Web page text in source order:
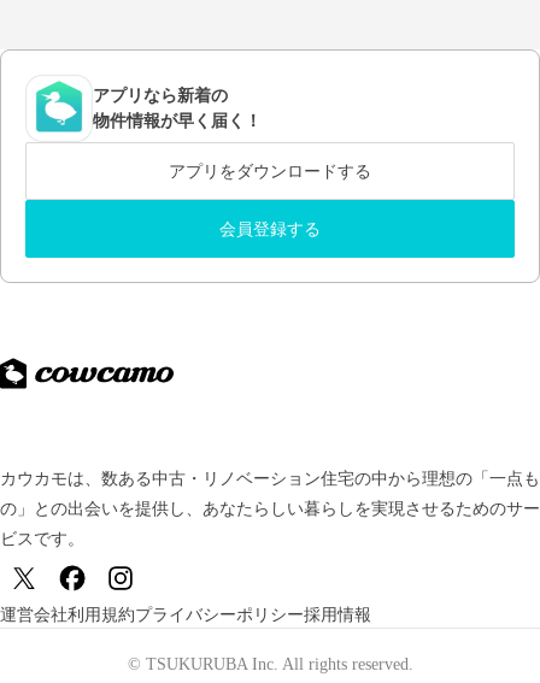
アプリなら新着の
物件情報が早く届く！
アプリをダウンロードする
会員登録する
カウカモは、数ある中古・リノベーション住宅の中から理想の「一点も
の」との出会いを提供し、 あなたらしい暮らしを実現させるためのサー
ビスです。
運営会社利用規約プライバシーポリシー採用情報
© TSUKURUBA Inc. All rights reserved.